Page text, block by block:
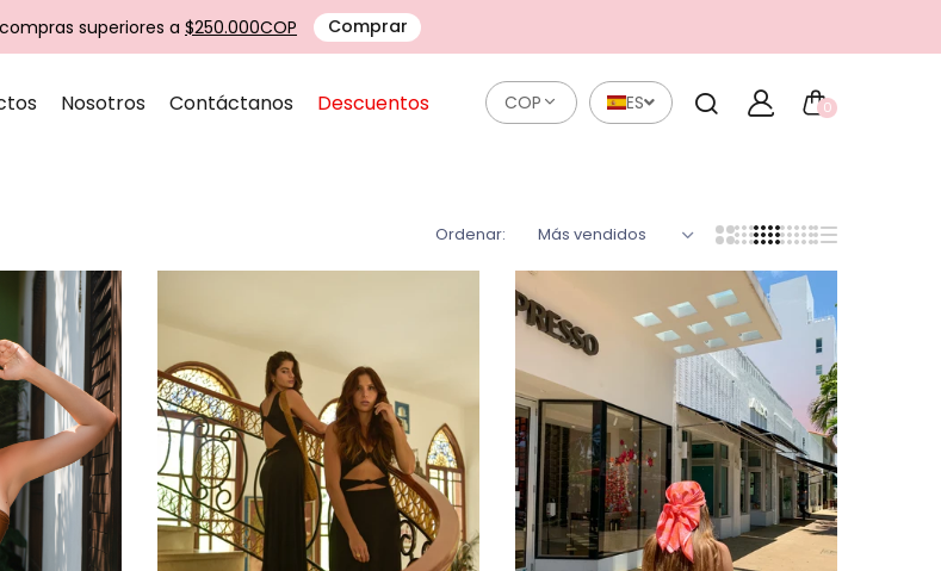
superiores a $250.000COP Comprar
E'
MAR
LA COSTA NIGHT SUN
BESOS DE
VERANO
WORLD
Nosotros Contáctanos Descuentos COP ES 0
Ordenar: Más vendidos